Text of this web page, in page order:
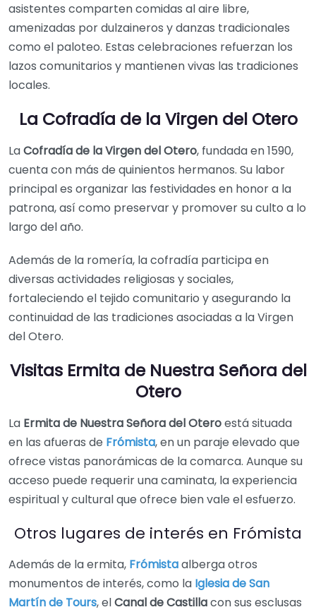
asistentes comparten comidas al aire libre,
amenizadas por dulzaineros y danzas tradicionales
como el paloteo. Estas celebraciones refuerzan los
lazos comunitarios y mantienen vivas las tradiciones
locales.
La Cofradía de la Virgen del Otero
LaCofradía de la Virgen del Otero, fundada en 1590,
cuenta con más de quinientos hermanos. Su labor
principal es organizar las festividades en honor a la
patrona, así como preservar y promover su culto a lo
largo del año.
Además de la romería, la cofradía participa en
diversas actividades religiosas y sociales,
fortaleciendo el tejido comunitario y asegurando la
continuidad de las tradiciones asociadas a la Virgen
del Otero.
Visitas Ermita de Nuestra Señora del
Otero
La Ermita de Nuestra Señora del Oteroestá situada
en las afueras de Frómista, en un paraje elevado que
ofrece vistas panorámicas de la comarca. Aunque su
acceso puede requerir una caminata, la experiencia
espiritual y cultural que ofrece bien vale el esfuerzo.
Otros lugares de interés en Frómista
Además de la ermita, Frómistaalberga otros
monumentos de interés, como la Iglesia de San
Martín de Tours, elCanal de Castillacon sus esclusas